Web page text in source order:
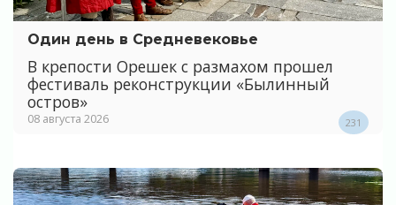
Один день в Средневековье
В крепости Орешек с размахом прошел
фестиваль реконструкции «Былинный
остров»
08 августа 2026 231